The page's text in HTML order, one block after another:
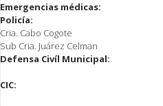
Emergencias médicas:
Policía:
Cria. Cabo Cogote
Sub Cria. Juárez Celman
Defensa Civíl Municipal:
CIC: